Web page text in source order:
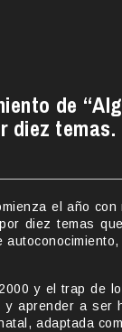
de
diez temas.
el año
diez temas
y el trap de
aprender a ser
adaptada